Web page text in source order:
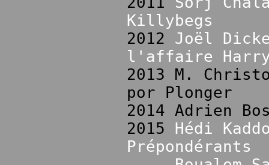
Killybegs
2012 Joël
l'affaire Harry
2013 M.
por Plonger
2014 Adrien
2015 Hédi
Prépondérants